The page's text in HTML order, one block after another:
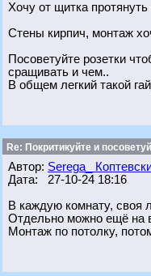
Хочу от щитка
Стены кирпич, монтаж
Посоветуйте розетки
сращивать и чем..
В общем легкий такой
Re: Покритикуйте и
Автор: Serega_
Дата: 27-10-24 18:16
В каждую комнату, своя
Отдельно можно ещё на
Монтаж по потолку,